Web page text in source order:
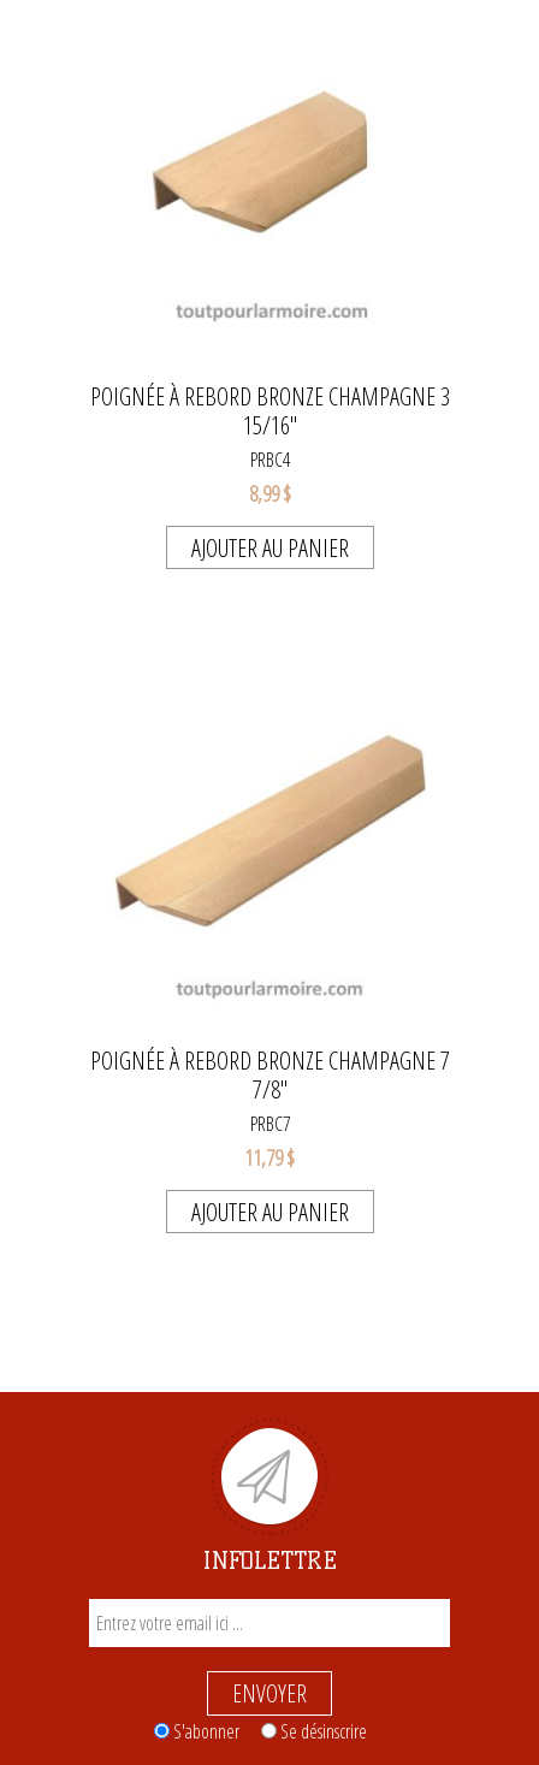
POIGNÉE À REBORD BRONZE CHAMPAGNE 3
15/16''
PRBC4
8,99 $
AJOUTER AU PANIER
POIGNÉE À REBORD BRONZE CHAMPAGNE 7
7/8''
PRBC7
11,79 $
AJOUTER AU PANIER
INFOLETTRE
ENVOYER
S'abonner Se désinscrire